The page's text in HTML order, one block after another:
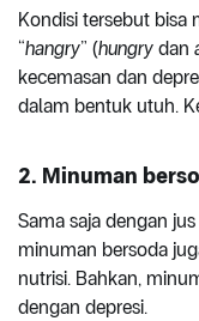
Kondisi tersebut bisa
“hangry” (hungry dan
kecemasan dan
dalam bentuk utuh.
2. Minuman
Sama saja dengan
minuman bersoda
nutrisi. Bahkan,
dengan depresi.